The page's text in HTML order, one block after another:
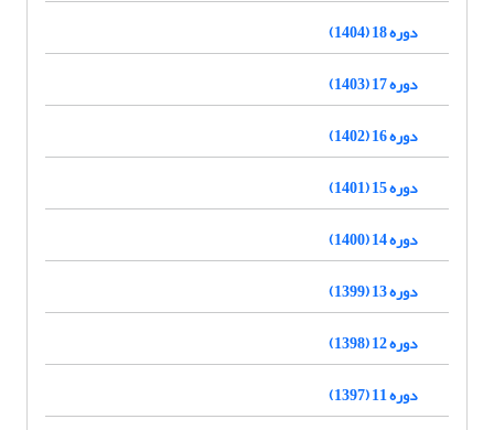
دوره 18 (1404)
دوره 17 (1403)
دوره 16 (1402)
دوره 15 (1401)
دوره 14 (1400)
دوره 13 (1399)
دوره 12 (1398)
دوره 11 (1397)